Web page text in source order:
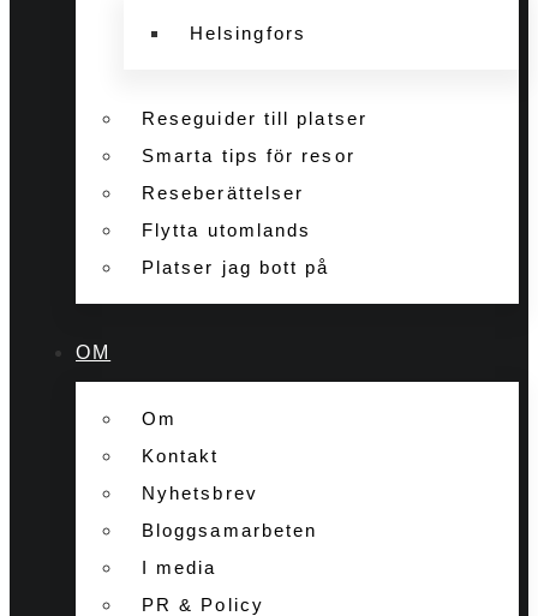
Helsingfors
Reseguider till platser
Smarta tips för resor
Reseberättelser
Flytta utomlands
Platser jag bott på
OM
Om
Kontakt
Nyhetsbrev
Bloggsamarbeten
I media
PR & Policy